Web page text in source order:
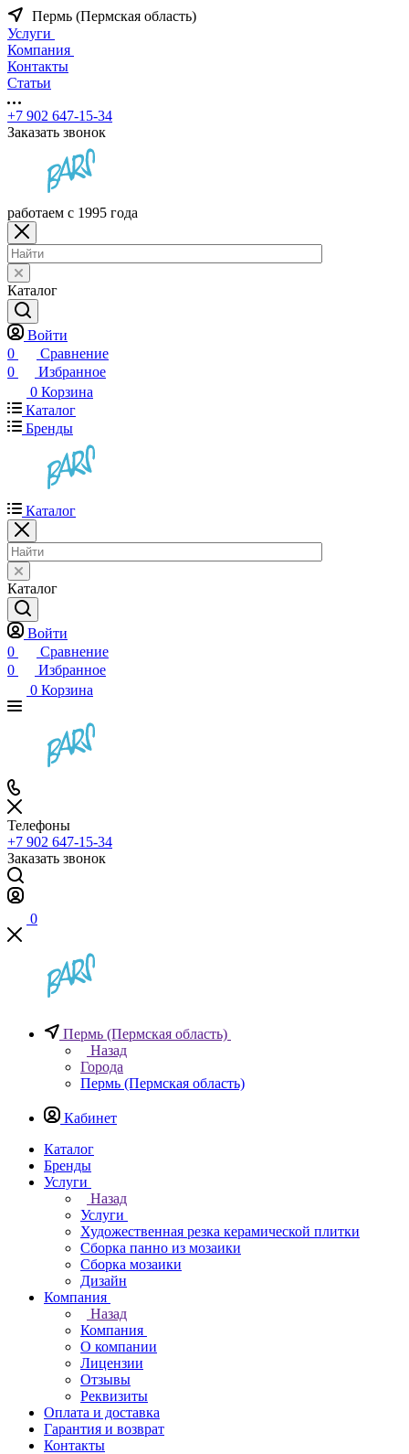
Пермь (Пермская область)
Услуги
Компания
Контакты
Статьи
+7 902 647-15-34
Заказать звонок
работаем с 1995 года
Каталог
Войти
0
Сравнение
0
Избранное
0 Корзина
Каталог
Бренды
Каталог
Каталог
Войти
0
Сравнение
0
Избранное
0 Корзина
Телефоны
+7 902 647-15-34
Заказать звонок
0
Пермь (Пермская область)
Назад
Города
Пермь (Пермская область)
Кабинет
Каталог
Бренды
Услуги
Назад
Услуги
Художественная резка керамической плитки
Сборка панно из мозаики
Сборка мозаики
Дизайн
Компания
Назад
Компания
О компании
Лицензии
Отзывы
Реквизиты
Оплата и доставка
Гарантия и возврат
Контакты